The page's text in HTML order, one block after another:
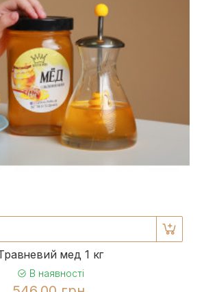
мед 1 кг
В наявності